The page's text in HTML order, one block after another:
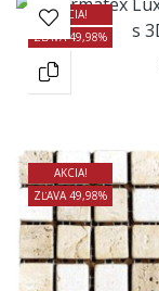
AKCIA!
ZĽAVA 49,98%
AKCIA!
ZĽAVA 49,98%